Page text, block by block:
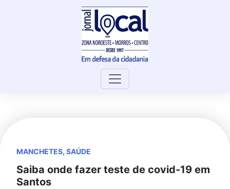
MANCHETES, SAÚDE
Saiba onde fazer teste de covid-19 em
Santos